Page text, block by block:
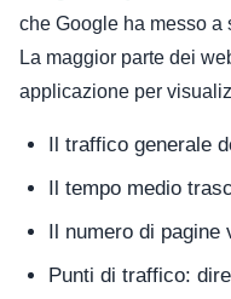
che Google ha messo a
La maggior parte dei
applicazione per
Il traffico generale
Il tempo medio
Il numero di pagine
Punti di traffico: